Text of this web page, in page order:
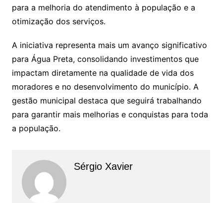
para a melhoria do atendimento à população e a
otimização dos serviços.
A iniciativa representa mais um avanço significativo
para Água Preta, consolidando investimentos que
impactam diretamente na qualidade de vida dos
moradores e no desenvolvimento do município. A
gestão municipal destaca que seguirá trabalhando
para garantir mais melhorias e conquistas para toda
a população.
Sérgio Xavier